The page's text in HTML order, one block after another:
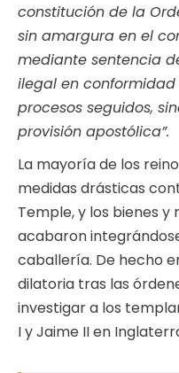
constitución de la
sin amargura en el
mediante sentencia
ilegal en
procesos seguidos,
provisión apostólica”.
La mayoría de los
medidas drásticas
Temple, y los bienes
acabaron
caballería. De hecho
dilatoria tras las
investigar a los
I y Jaime II en